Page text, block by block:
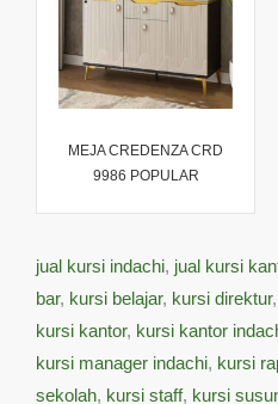
MEJA CREDENZA CRD
9986 POPULAR
jual kursi indachi, jual kursi
bar, kursi belajar, kursi direktur,
kursi kantor, kursi kantor
kursi manager indachi, kursi
sekolah, kursi staff, kursi